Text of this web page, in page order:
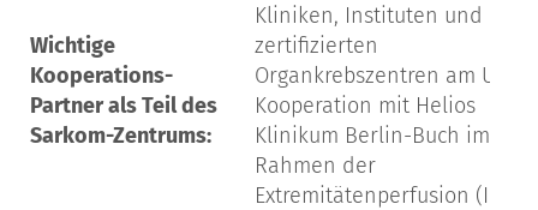
Wichtige
Kooperations-
Partner als Teil des
Sarkom-Zentrums:
Kliniken, Instituten und
zertifizierten
Organkrebszentren am UKJ.
Kooperation mit Helios
Klinikum Berlin-Buch im
Rahmen der
Extremitätenperfusion (ILP)